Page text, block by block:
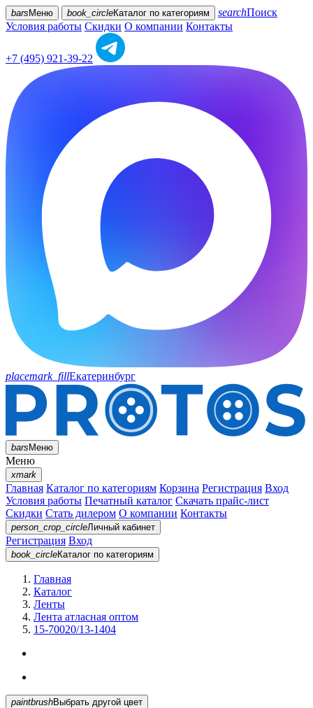
bars Меню book_circleКаталог по категориям searchПоиск
Условия работы Скидки О компании Контакты
+7 (495) 921-39-22
placemark_fillЕкатеринбург
barsМеню
Меню
xmark
Главная Каталог по категориям Корзина Регистрация Вход
Условия работы Печатный каталог Скачать прайс-лист
Скидки Стать дилером О компании Контакты
person_crop_circleЛичный кабинет
Регистрация Вход
book_circleКаталог по категориям
Главная
Каталог
Ленты
Лента атласная оптом
15-70020/13-1404
paintbrush Выбрать другой цвет